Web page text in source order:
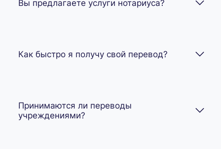
Вы предлагаете услуги нотариуса?
Как быстро я получу свой перевод?
Принимаются ли переводы
учреждениями?